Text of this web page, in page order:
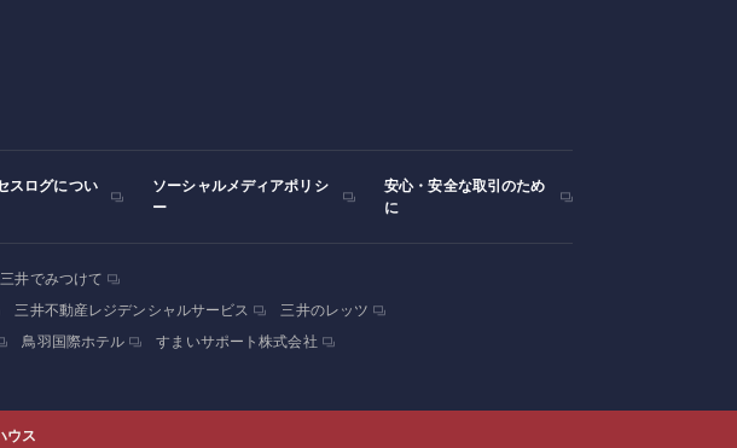
スログについ
ソーシャルメディアポリシ
ー
安心・安全な取引のため
に
三井でみつけて
三井不動産レジデンシャルサービス
三井のレッツ
鳥羽国際ホテル すまいサポート株式会社
ウス